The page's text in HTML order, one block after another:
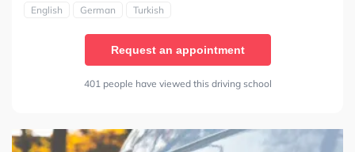
English German Turkish
Request an appointment
401 people have viewed this driving school